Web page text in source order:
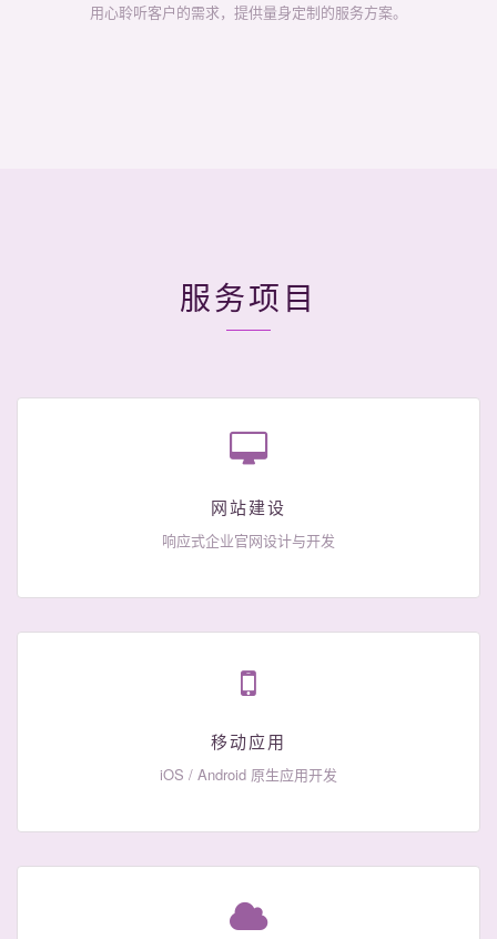
用心聆听客户的需求，提供量身定制的服务方案。
服务项目
网站建设
响应式企业官网设计与开发
移动应用
iOS / Android 原生应用开发